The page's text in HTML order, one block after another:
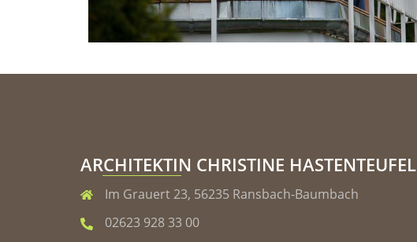
ARCHITEKTIN CHRISTINE HASTENTEUFEL
Im Grauert 23, 56235 Ransbach-Baumbach
02623 928 33 00